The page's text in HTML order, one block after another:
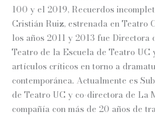
100 y el 2019, Recuerdos
Cristián Ruiz, estrenada en Teatro
los años 2011 y 2013 fue Directora
Teatro de la Escuela de Teatro UC
artículos críticos en torno a
contemporánea. Actualmente es
de Teatro UC y co-directora de La
compañía con más de 20 años de